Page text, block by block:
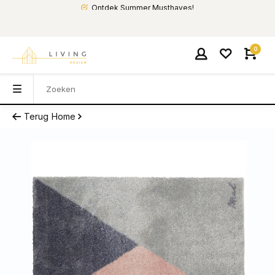
Ontdek Summer Musthaves!
0
Terug Home